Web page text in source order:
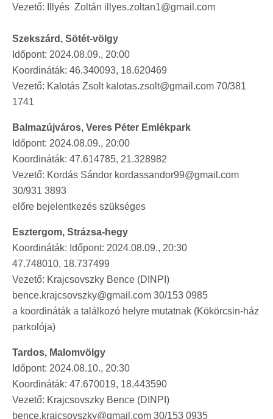
Vezető: Illyés Zoltán illyes.zoltan1@gmail.com
Szekszárd, Sötét-völgy
Időpont: 2024.08.09., 20:00
Koordináták: 46.340093, 18.620469
Vezető: Kalotás Zsolt kalotas.zsolt@gmail.com 70/381
1741
Balmazújváros, Veres Péter Emlékpark
Időpont: 2024.08.09., 20:00
Koordináták: 47.614785, 21.328982
Vezető: Kordás Sándor kordassandor99@gmail.com
30/931 3893
előre bejelentkezés szükséges
Esztergom, Strázsa-hegy
Koordináták: Időpont: 2024.08.09., 20:30
47.748010, 18.737499
Vezető: Krajcsovszky Bence (DINPI)
bence.krajcsovszky@gmail.com 30/153 0985
a koordináták a találkozó helyre mutatnak (Kökörcsin-ház
parkolója)
Tardos, Malomvölgy
Időpont: 2024.08.10., 20:30
Koordináták: 47.670019, 18.443590
Vezető: Krajcsovszky Bence (DINPI)
bence.krajcsovszky@gmail.com 30/153 0935